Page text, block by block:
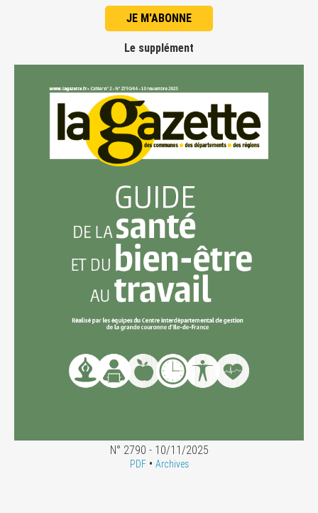
JE M'ABONNE
Le supplément
N° 2790 - 10/11/2025
PDF• Archives